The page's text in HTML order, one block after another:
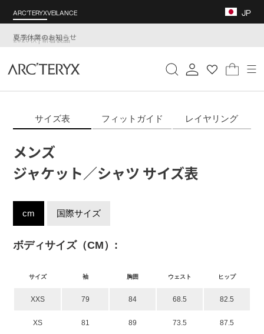
ARC'TERYXVEILANCE
夏季休業のお知らせ
JP
検索 ログイン カート
サイズ表 フィットガイド レイヤリング
メンズ
ジャケット／シャツ サイズ表
ボディサイズ（CM）:
cm 国際サイズ
サイズ 袖 胸囲 ウェスト ヒップ
XXS 79 84 68.5 82.5
XS 81 89 73.5 87.5